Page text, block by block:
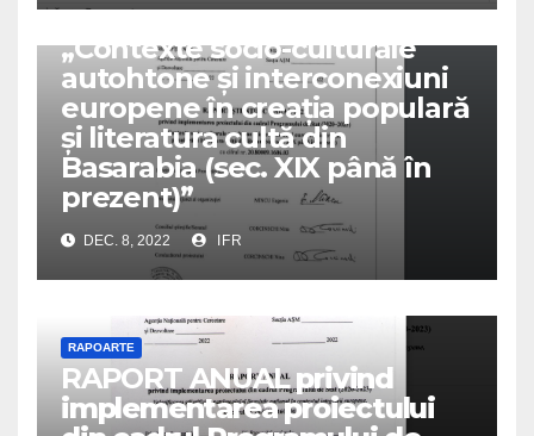
RAPORT ANUAL
„Contexte socio-culturale
autohtone și interconexiuni
europene în creația populară
și literatura cultă din
Basarabia (sec. XIX până în
prezent)”
DEC. 8, 2022 IFR
RAPOARTE
RAPORT ANUALprivind
implementarea proiectului